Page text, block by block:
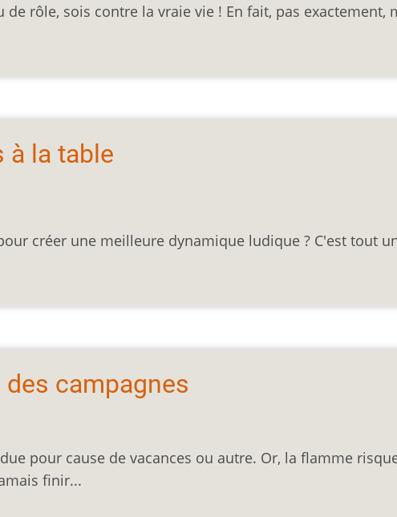
rôle, sois contre la vraie vie ! En fait, pas exactement,
à la table
créer une meilleure dynamique ludique ? C'est tout
campagnes
pour cause de vacances ou autre. Or, la flamme
finir...